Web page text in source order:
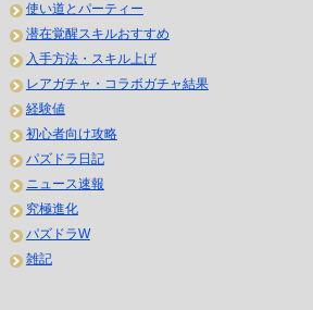
使い道とパーティー
潜在覚醒スキルおすすめ
入手方法・スキル上げ
レアガチャ・コラボガチャ結果
経験値
初心者向け攻略
パズドラ日記
ニュース速報
究極進化
パズドラW
雑記